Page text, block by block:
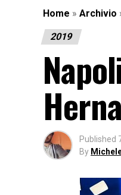
Home » Archivio
2019
Published
By